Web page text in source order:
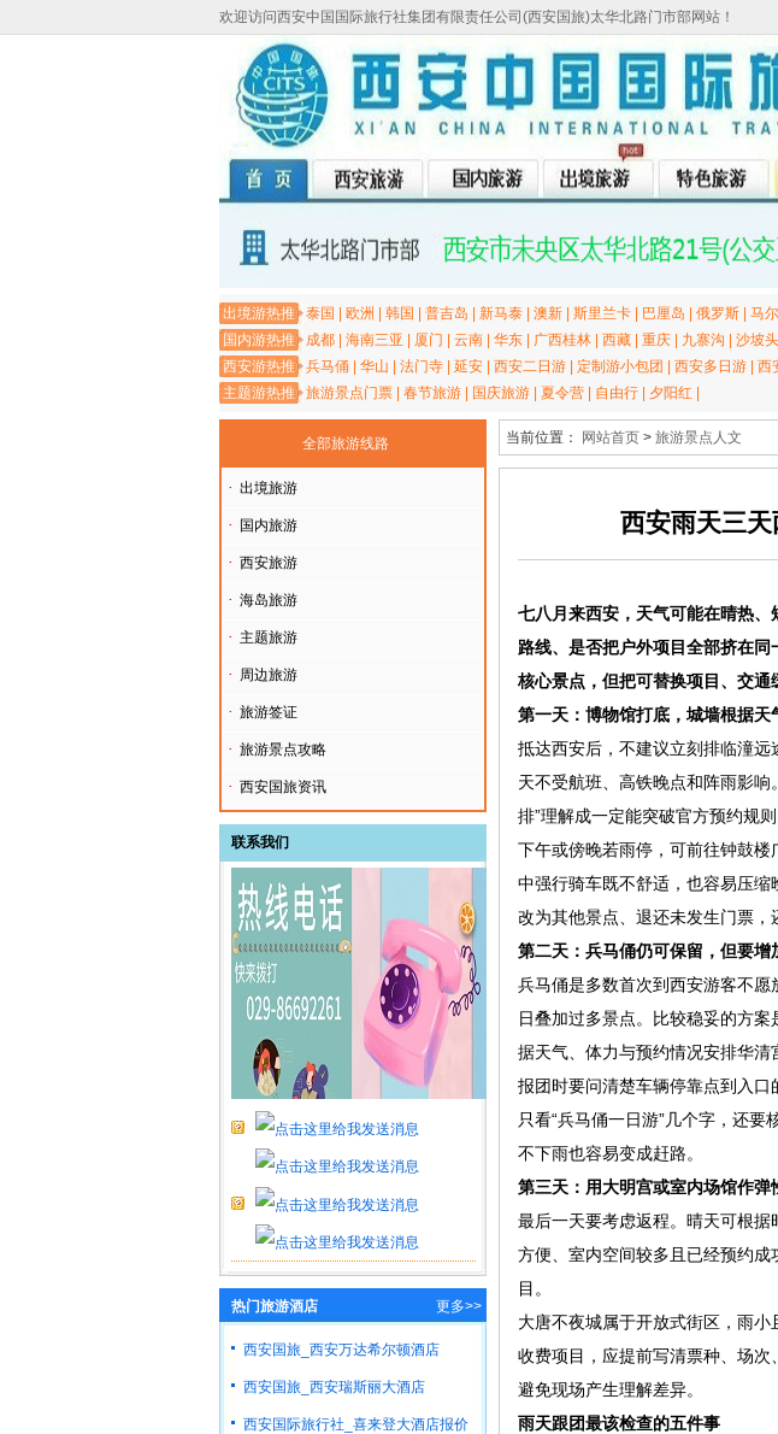
欢迎访问西安中国国际旅行社集团有限责任公司(西安国旅)太华北路门市部网站！
出境游热推泰国 欧洲 韩国 普吉岛 新马泰 澳新 斯里兰卡 巴厘岛 俄罗斯 马
国内游热推 成都 海南三亚 厦门 云南 华东 广西桂林 西藏 重庆 九寨沟 沙坡头
西安游热推兵马俑 华山 法门寺 延安 西安二日游 定制游小包团 西安多日游 西
主题游热推旅游景点门票 春节旅游 国庆旅游 夏令营 自由行 夕阳红
全部旅游线路
· 出境旅游
· 国内旅游
· 西安旅游
· 海岛旅游
· 主题旅游
· 周边旅游
· 旅游签证
· 旅游景点攻略
· 西安国旅资讯
联系我们
热门旅游酒店 更多>>
西安国旅_西安万达希尔顿酒店
西安国旅_西安瑞斯丽大酒店
西安国际旅行社_喜来登大酒店报价
当前位置： 网站首页 > 旅游景点人文
西安雨天三
七八月来西安，天气可能在晴热
路线、是否把户外项目全部挤在
核心景点，但把可替换项目、交通
第一天：博物馆打底，城墙根据天
抵达西安后，不建议立刻排临潼
天不受航班、高铁晚点和阵雨影
排”理解成一定能突破官方预约规则
下午或傍晚若雨停，可前往钟鼓
中强行骑车既不舒适，也容易压
改为其他景点、退还未发生门票，
第二天：兵马俑仍可保留，但要增
兵马俑是多数首次到西安游客不
日叠加过多景点。比较稳妥的方
据天气、体力与预约情况安排华清
报团时要问清楚车辆停靠点到入
只看“兵马俑一日游”几个字，还
不下雨也容易变成赶路。
第三天：用大明宫或室内场馆作弹
最后一天要考虑返程。晴天可根
方便、室内空间较多且已经预约
目。
大唐不夜城属于开放式街区，雨
收费项目，应提前写清票种、场次
避免现场产生理解差异。
雨天跟团最该检查的五件事